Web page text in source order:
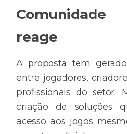
reage
A proposta tem
entre jogadores,
profissionais do setor.
criação de soluções
acesso aos jogos